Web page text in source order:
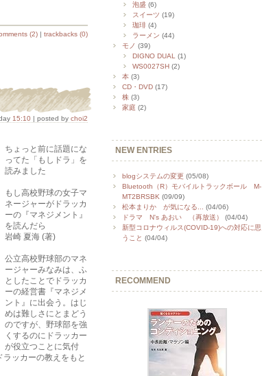
(2) | trackbacks (0)
15:10 | posted by choi2
ちょっと前に話題にな
ってた「もしドラ」を
読みました
もし高校野球の女子マ
ネージャーがドラッカ
ーの『マネジメント』
を読んだら
岩崎 夏海 (著)
公立高校野球部のマネ
ージャーみなみは、ふ
としたことでドラッカ
ーの経営書『マネジメ
ント』に出会う。はじ
めは難しさにとまどう
のですが、野球部を強
くするのにドラッカー
が役立つことに気付
ッカーの教えをもと
泡盛 (6)
スイーツ (19)
珈琲 (4)
ラーメン (44)
モノ (39)
DIGNO DUAL
(1)
WS0027SH (2)
本 (3)
CD・DVD (17)
株 (3)
家庭 (2)
NEW ENTRIES
blogシステムの変更 (05/08)
Bluetooth（R）モバイルトラックボール M-
MT2BRSBK (09/09)
松本まりか が気になる...
(04/06)
ドラマ N's あおい （再放送）
(04/04)
新型コロナウィルス(COVID-19)への対応に思
うこと (04/04)
RECOMMEND